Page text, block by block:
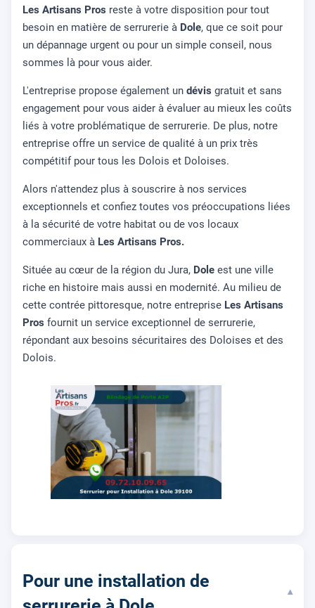
Les Artisans Pros reste à votre disposition pour tout
besoin en matière de serrurerie à Dole, que ce soit pour
un dépannage urgent ou pour un simple conseil, nous
sommes là pour vous aider.
L'entreprise propose également un dévis gratuit et sans
engagement pour vous aider à évaluer au mieux les coûts
liés à votre problématique de serrurerie. De plus, notre
entreprise offre un service de qualité à un prix très
compétitif pour tous les Dolois et Doloises.
Alors n'attendez plus à souscrire à nos services
exceptionnels et confiez toutes vos préoccupations liées
à la sécurité de votre habitat ou de vos locaux
commerciaux à Les Artisans Pros.
Située au cœur de la région du Jura, Dole est une ville
riche en histoire mais aussi en modernité. Au milieu de
cette contrée pittoresque, notre entreprise Les Artisans
Pros fournit un service exceptionnel de serrurerie,
répondant aux besoins sécuritaires des Doloises et des
Dolois.
Pour une installation de
▾